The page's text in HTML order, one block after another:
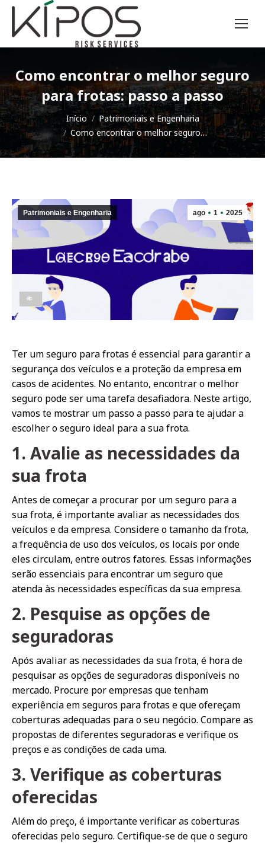
Como encontrar o melhor seguro
para frotas: passo a passo
Você está aqui:Início
Patrimoniais e Engenharia
Como encontrar o melhor seguro…
ago 1 2025
Patrimoniais e Engenharia
Ter um seguro para frotas é essencial para garantir a
segurança dos veículos e a proteção da empresa em
casos de acidentes. No entanto, encontrar o melhor
seguro pode ser uma tarefa desafiadora. Neste artigo,
vamos te mostrar um passo a passo para te ajudar a
escolher o seguro ideal para a sua frota.
1. Avalie as necessidades da
sua frota
Antes de começar a procurar por um seguro para a
sua frota, é importante avaliar as necessidades dos
veículos e da empresa. Considere o tamanho da frota,
a frequência de uso dos veículos, os locais por onde
eles circulam, entre outros fatores. Essas informações
serão essenciais para encontrar um seguro que
atenda às necessidades específicas da sua empresa.
2. Pesquise as opções de
seguradoras
Após avaliar as necessidades da sua frota, é hora de
pesquisar as opções de seguradoras disponíveis no
mercado. Procure por empresas que tenham
experiência em seguros para frotas e que ofereçam
coberturas adequadas para o seu negócio. Compare as
propostas de diferentes seguradoras e verifique os
preços e as condições de cada uma.
3. Verifique as coberturas
oferecidas
Além do preço, é importante verificar as coberturas
oferecidas pelo seguro. Certifique-se de que o seguro